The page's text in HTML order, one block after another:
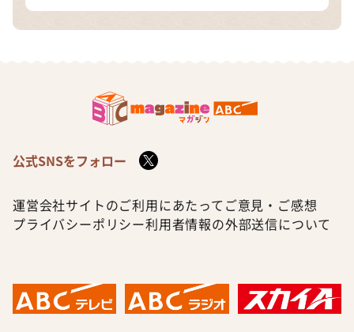
公式SNSをフォロー
運営会社サイトのご利用にあたって ご意見・ご感想
プライバシーポリシー利用者情報の外部送信について